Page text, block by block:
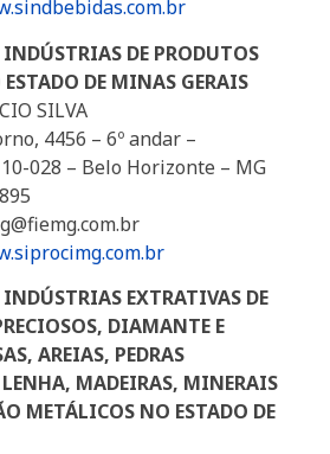
DE PRODUTOS
DE MINAS GERAIS
SILVA
4456 – 6º andar –
028 – Belo Horizonte – MG
EXTRATIVAS DE
DIAMANTE E
AREIAS, PEDRAS
MADEIRAS, MINERAIS
METÁLICOS NO ESTADO DE